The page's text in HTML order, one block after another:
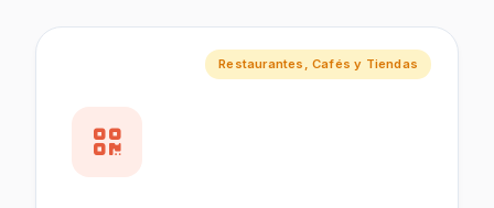
Restaurantes, Cafés y Tiendas